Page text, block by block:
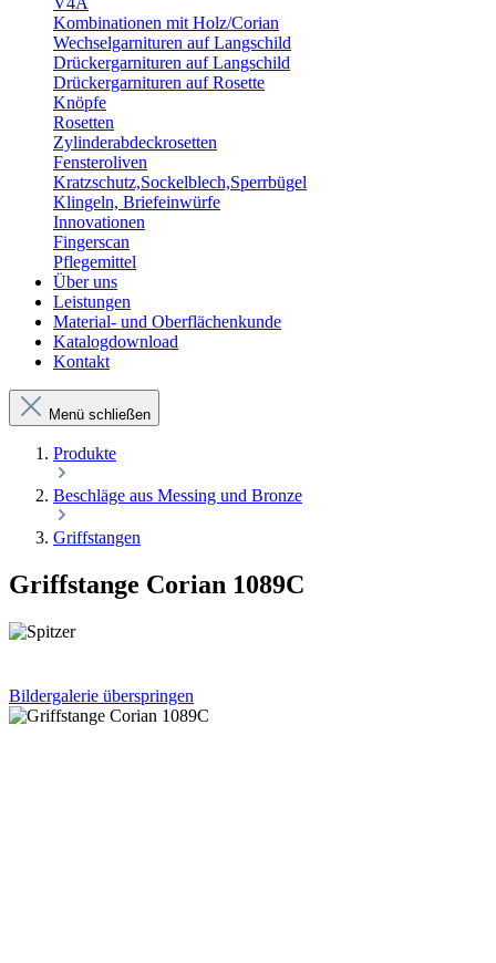
Kombinationen mit Holz/Corian
Wechselgarnituren auf Langschild
Drückergarnituren auf Langschild
Drückergarnituren auf Rosette
Knöpfe
Rosetten
Zylinderabdeckrosetten
Fensteroliven
Kratzschutz,Sockelblech,Sperrbügel
Klingeln, Briefeinwürfe
Innovationen
Fingerscan
Pflegemittel
Über uns
Leistungen
Material- und Oberflächenkunde
Katalogdownload
Kontakt
Menü schließen
Produkte
Beschläge aus Messing und Bronze
Griffstangen
Griffstange Corian 1089C
Bildergalerie überspringen